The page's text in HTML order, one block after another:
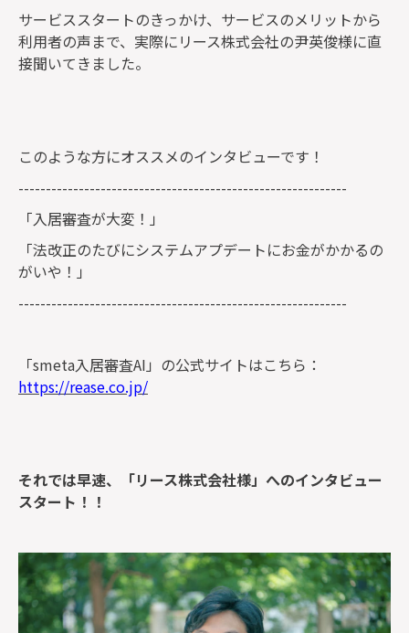
サービススタートのきっかけ、サービスのメリットから
利用者の声まで、実際にリース株式会社の尹英俊様に直
接聞いてきました。
このような方にオススメのインタビューです！
------------------------------------------------------------
「入居審査が大変！」
「法改正のたびにシステムアプデートにお金がかかるの
がいや！」
------------------------------------------------------------
「smeta入居審査AI」の公式サイトはこちら：
https://rease.co.jp/
それでは早速、「リース株式会社様」へのインタビュー
スタート！！